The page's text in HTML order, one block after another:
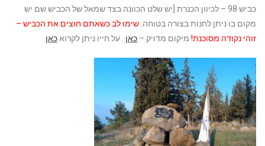
כביש 98 – לכיוון הכנרת [יש שלט הכוונה בצד שמאל של הכביש שם יש
מקום בו ניתן לחנות בצורה בטוחה. שימו לב כשאתם חוצים את הכביש –
זוהי נקודה מסוכנת! מיקום מדויק – כאן . על חייו ניתן לקרואכאן